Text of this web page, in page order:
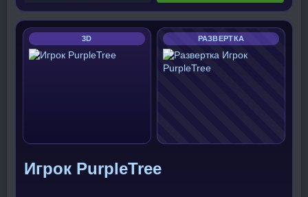
3D РАЗВЕРТКА
Игрок PurpleTree